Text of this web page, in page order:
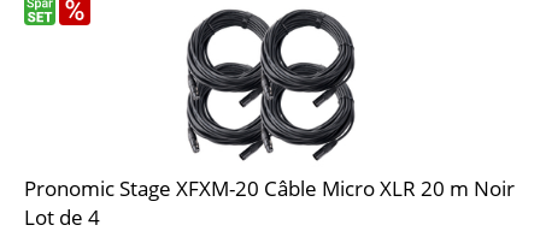
Pronomic Stage XFXM-20 Câble Micro XLR 20 m Noir
Lot de 4